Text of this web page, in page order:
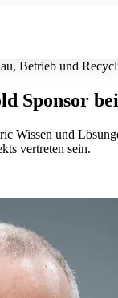
Betrieb und
Sponsor
Wissen und
vertreten sein.